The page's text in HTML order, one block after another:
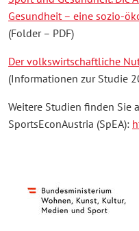
Gesundheit – eine sozio-
(Folder – PDF)
Der volkswirtschaftliche
(Informationen zur Studie
Weitere Studien finden Sie
SportsEconAustria (SpEA):